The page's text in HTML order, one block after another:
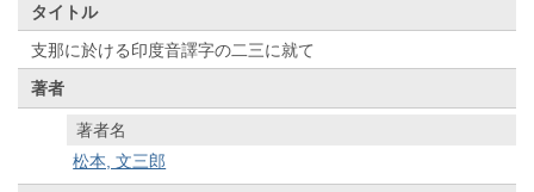
タイトル
支那に於ける印度音譯字の二三に就て
著者
著者名
松本, 文三郎